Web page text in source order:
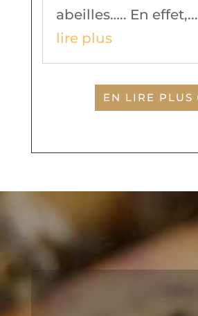
abeilles….. En effet,...
lire plus
EN LIRE PLUS